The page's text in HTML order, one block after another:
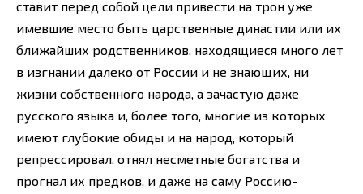
ставит перед собой цели привести на трон уже
имевшие место быть царственные династии или их
ближайших родственников, находящиеся много лет
в изгнании далеко от России и не знающих, ни
жизни собственного народа, а зачастую даже
русского языка и, более того, многие из которых
имеют глубокие обиды и на народ, который
репрессировал, отнял несметные богатства и
прогнал их предков, и даже на саму Россию-